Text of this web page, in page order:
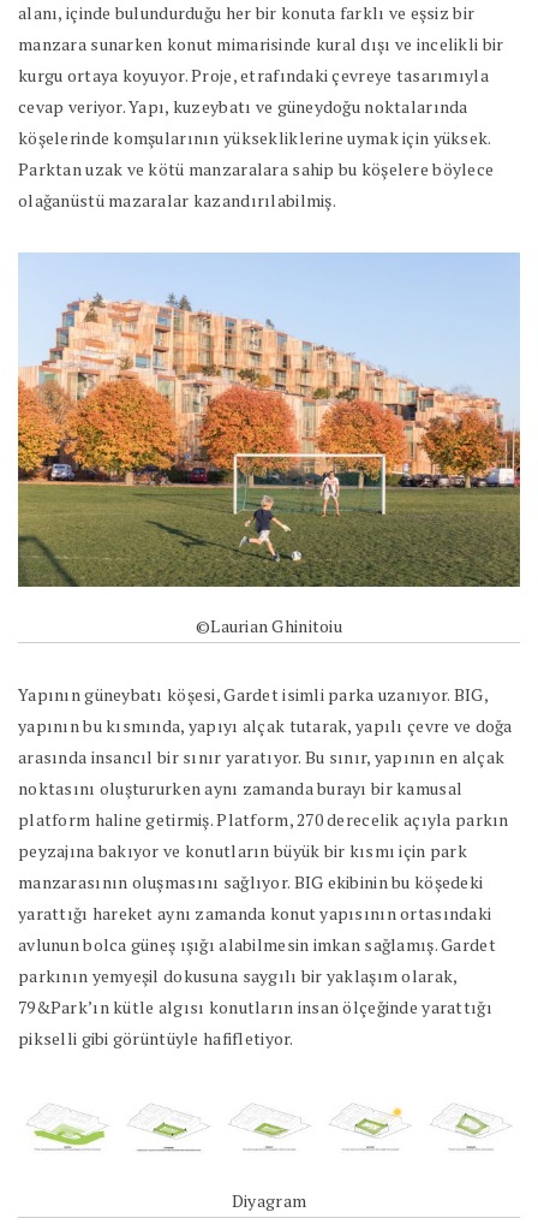
alanı, içinde bulundurduğu her bir konuta farklı ve eşsiz bir
manzara sunarken konut mimarisinde kural dışı ve incelikli bir
kurgu ortaya koyuyor. Proje, etrafındaki çevreye tasarımıyla
cevap veriyor. Yapı, kuzeybatı ve güneydoğu noktalarında
köşelerinde komşularının yüksekliklerine uymak için yüksek.
Parktan uzak ve kötü manzaralara sahip bu köşelere böylece
olağanüstü mazaralar kazandırılabilmiş.
©Laurian Ghinitoiu
Yapının güneybatı köşesi, Gardet isimli parka uzanıyor. BIG,
yapının bu kısmında, yapıyı alçak tutarak, yapılı çevre ve doğa
arasında insancıl bir sınır yaratıyor. Bu sınır, yapının en alçak
noktasını oluştururken aynı zamanda burayı bir kamusal
platform haline getirmiş. Platform, 270 derecelik açıyla parkın
peyzajına bakıyor ve konutların büyük bir kısmı için park
manzarasının oluşmasını sağlıyor. BIG ekibinin bu köşedeki
yarattığı hareket aynı zamanda konut yapısının ortasındaki
avlunun bolca güneş ışığı alabilmesin imkan sağlamış. Gardet
parkının yemyeşil dokusuna saygılı bir yaklaşım olarak,
79&Park’ın kütle algısı konutların insan ölçeğinde yarattığı
pikselli gibi görüntüyle hafifletiyor.
Diyagram